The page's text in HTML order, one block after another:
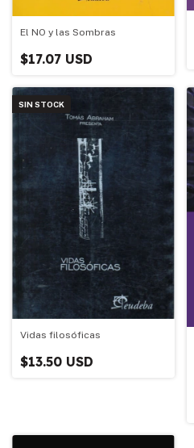
El NO y las Sombras
$17.07 USD
SIN STOCK
Vidas filosóficas
$13.50 USD